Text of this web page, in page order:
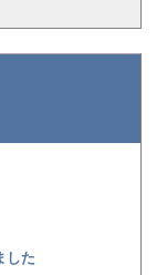
した